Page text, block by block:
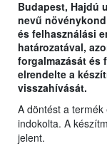
Budapest, Hajdú
nevű
és felhasználási
határozatával,
forgalmazását és
elrendelte a
visszahívását.
A döntést a
indokolta. A
jelent.